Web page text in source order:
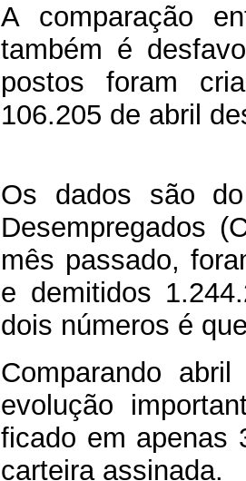
A comparação
também é
postos foram
106.205 de abril
Os dados são
Desempregados
mês passado,
e demitidos
dois números é
Comparando
evolução
ficado em apenas
carteira assinada.